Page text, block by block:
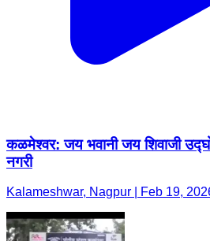
कळमेश्वर: जय भवानी जय शिवाजी
नगरी
Kalameshwar, Nagpur | Feb 19,